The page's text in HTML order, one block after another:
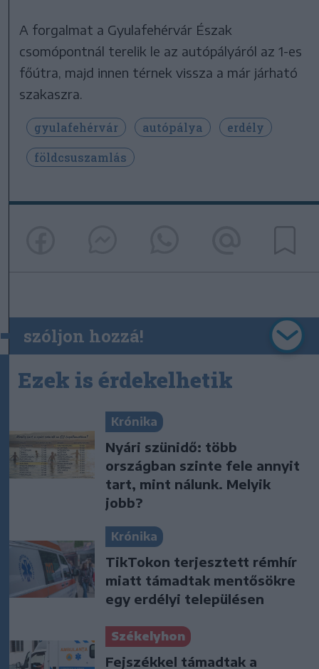
A forgalmat a Gyulafehérvár Észak
csomópontnál terelik le az autópályáról az 1-es
főútra, majd innen térnek vissza a már járható
szakaszra.
gyulafehérvár autópálya
erdély
földcsuszamlás
szóljon hozzá!
Ezek is érdekelhetik
Krónika
Nyári szünidő: több
országban szinte fele annyit
tart, mint nálunk. Melyik
jobb?
Krónika
TikTokon terjesztett rémhír
miatt támadtak mentősökre
egy erdélyi településen
Székelyhon
Fejszékkel támadtak a